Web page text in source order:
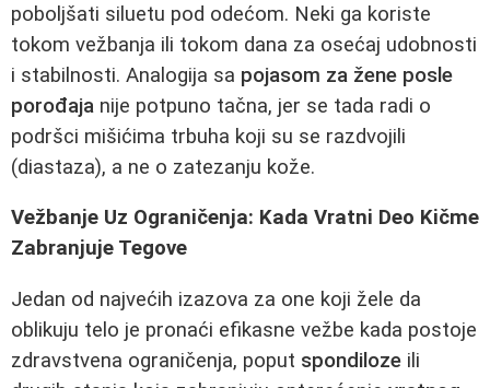
poboljšati siluetu pod odećom. Neki ga koriste
tokom vežbanja ili tokom dana za osećaj udobnosti
i stabilnosti. Analogija sa pojasom za žene posle
porođaja nije potpuno tačna, jer se tada radi o
podršci mišićima trbuha koji su se razdvojili
(diastaza), a ne o zatezanju kože.
Vežbanje Uz Ograničenja: Kada Vratni Deo Kičme
Zabranjuje Tegove
Jedan od najvećih izazova za one koji žele da
oblikuju telo je pronaći efikasne vežbe kada postoje
zdravstvena ograničenja, poput spondiloze ili